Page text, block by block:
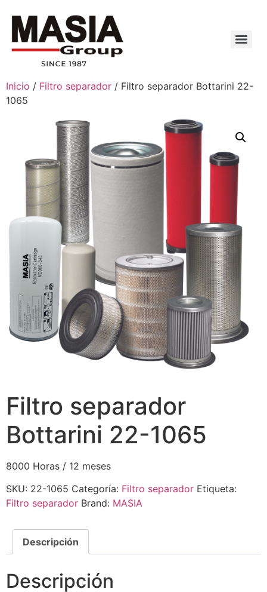
Inicio / Filtro separador / Filtro separador Bottarini 22-
1065
Filtro separador
Bottarini 22-1065
8000 Horas / 12 meses
SKU: 22-1065 Categoría: Filtro separador Etiqueta:
Filtro separador Brand: MASIA
Descripción
Descripción